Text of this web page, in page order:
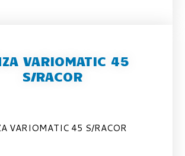
VARIOMATIC 45
S/RACOR
VARIOMATIC 45 S/RACOR